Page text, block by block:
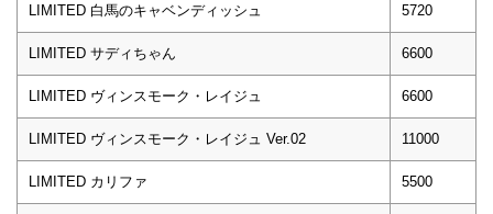
LIMITED 白馬のキャベンディッシュ 5720
LIMITED サディちゃん 6600
LIMITED ヴィンスモーク・レイジュ 6600
LIMITED ヴィンスモーク・レイジュ Ver.02 11000
LIMITED カリファ 5500